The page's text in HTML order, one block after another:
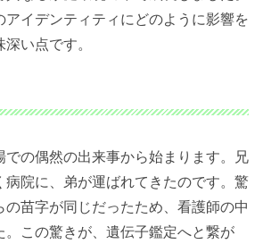
アイデンティティにどのように影響を
い点です。
での偶然の出来事から始まります。兄
病院に、弟が運ばれてきたのです。驚
の苗字が同じだったため、看護師の中
。この驚きが、遺伝子鑑定へと繋が